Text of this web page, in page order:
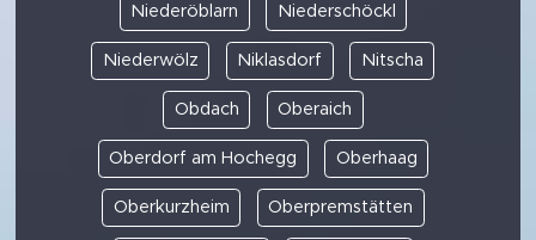
Niederöblarn Niederschöckl
Niederwölz Niklasdorf Nitscha
Obdach Oberaich
Oberdorf am Hochegg Oberhaag
Oberkurzheim Oberpremstätten